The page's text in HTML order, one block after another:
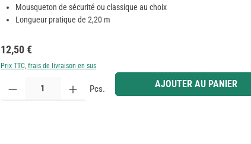
Mousqueton de sécurité ou classique au choix
Longueur pratique de 2,20 m
Prix régulier :
12,50 €
Prix TTC, frais de livraison en sus
Quantité de produit : Entrez la quantité souhaitée ou utilisez les boutons
Pcs. AJOUTER AU PANIER